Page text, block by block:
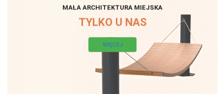
MAŁA ARCHITEKTURA MIEJSKA
TYLKO U NAS
WIĘCEJ